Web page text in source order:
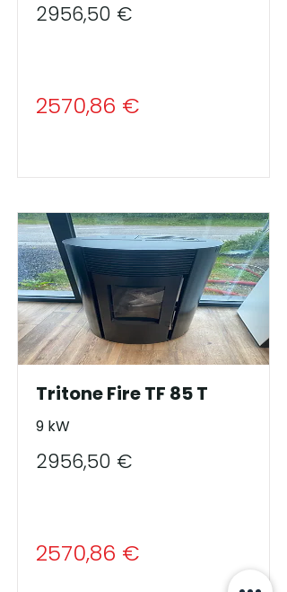
2956,50 €
2570,86 €
Tritone Fire TF 85 T
9 kW
2956,50 €
2570,86 €